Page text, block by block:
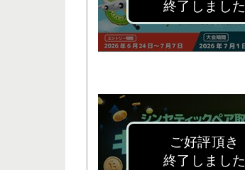
終了しました
ご好評頂き
終了しました